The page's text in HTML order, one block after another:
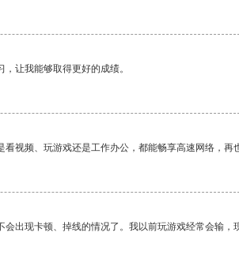
让我能够取得更好的成绩。
视频、玩游戏还是工作办公，都能畅享高速网络，再
出现卡顿、掉线的情况了。我以前玩游戏经常会输，